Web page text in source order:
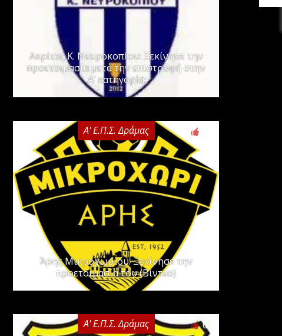
Ακρίτας Κ. Νευροκοπίου: Ξεκίνησε την
προετοιμασία μετά την επιστροφή στην
Α’ κατηγορία
Α' Ε.Π.Σ. Δράμας
Άρης Μικροχωρίου: Ξεκίνησε την
προετοιμασία του (Βίντεο)
Α' Ε.Π.Σ. Δράμας 0